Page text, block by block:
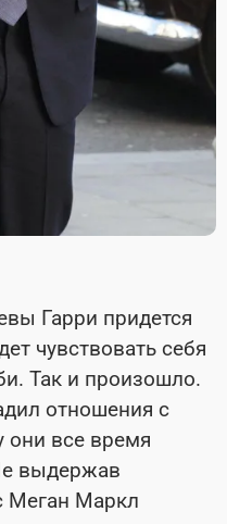
Гарри придется
чувствовать себя
Так и произошло.
отношения с
они все время
выдержав
Меган Маркл